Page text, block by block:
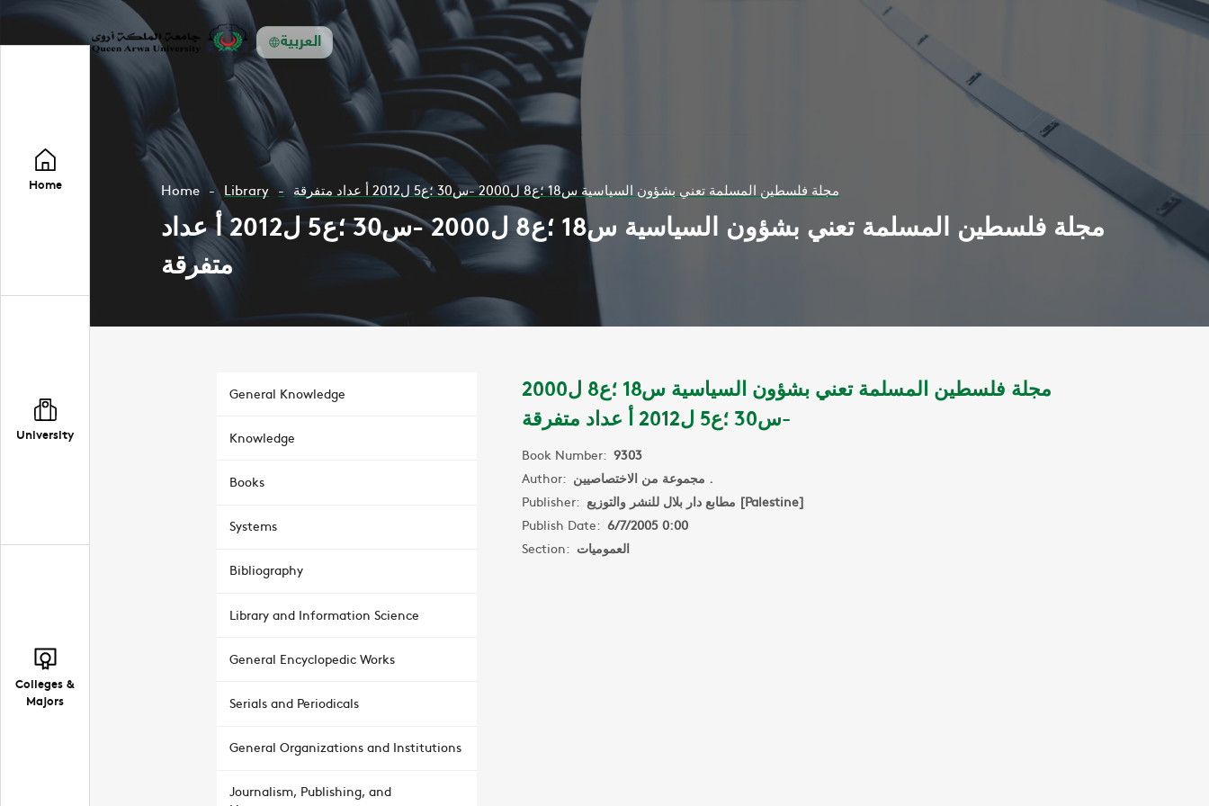
العربية
Home
University
Colleges &
Majors
Home Library مجلة فلسطين المسلمة تعني بشؤون السياسية س18 ؛ع8 ل2000 -س30 ؛ع5 ل2012 أ عداد متفرقة
مجلة فلسطين المسلمة تعني بشؤون السياسية س18 ؛ع8 ل2000 -س30 ؛ع5 ل2012 أ عداد
متفرقة
General Knowledge
Knowledge
Books
Systems
Bibliography
Library and Information Science
General Encyclopedic Works
Serials and Periodicals
General Organizations and Institutions
Journalism, Publishing, and
مجلة فلسطين المسلمة تعني بشؤون السياسية س18 ؛ع8 ل2000
-س30 ؛ع5 ل2012 أ عداد متفرقة
Book Number: 9303
Author:
مجموعة من الاختصاصيين .
Publisher:
مطابع دار بلال للنشر والتوزيع [Palestine]
Publish Date: 6/7/2005 0:00
Section: العموميات